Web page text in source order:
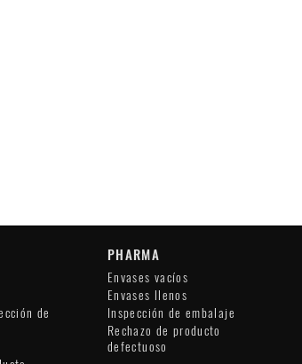
de
PHARMA
Envases vacíos
Envases llenos
Inspección de embalaje
Rechazo de producto
defectuoso